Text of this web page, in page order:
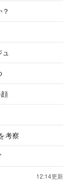
？
考察
12:14更新